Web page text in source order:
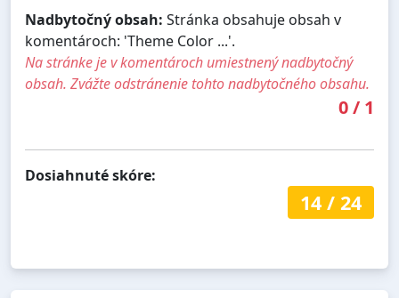
Nadbytočný obsah: Stránka obsahuje obsah v
komentároch: 'Theme Color ...'.
Na stránke je v komentároch umiestnený nadbytočný
obsah. Zvážte odstránenie tohto nadbytočného obsahu.
0/ 1
Dosiahnuté skóre:
14/ 24